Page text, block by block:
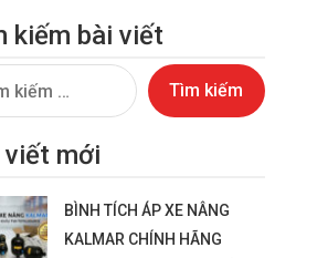
kiếm bài viết
viết mới
BÌNH TÍCH ÁP XE NÂNG
KALMAR CHÍNH HÃNG